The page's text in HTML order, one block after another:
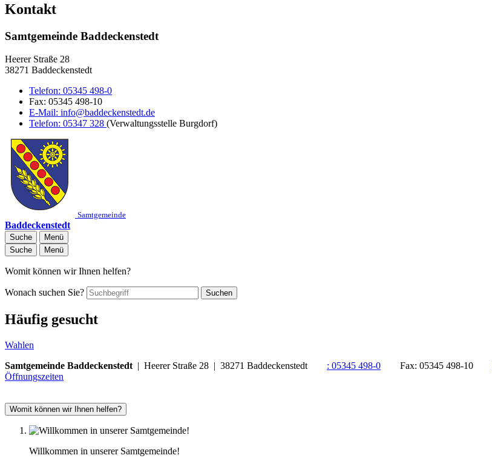
Kontakt
Samtgemeinde Baddeckenstedt
Heerer Straße 28
38271 Baddeckenstedt
Telefon: 05345 498-0
Fax: 05345 498-10
E-Mail: info@baddeckenstedt.de
Telefon: 05347 328 (Verwaltungsstelle Burgdorf)
Samtgemeinde
Baddeckenstedt
Suche
Menü
Suche
Menü
Womit können wir Ihnen helfen?
Wonach suchen Sie? Suchen
Häufig gesucht
Wahlen
Samtgemeinde Baddeckenstedt | Heerer Straße 28 | 38271 Baddeckenstedt : 05345 498-0 Fax: 05345 498-10
Öffnungszeiten
Womit können wir Ihnen helfen?
Willkommen in unserer Samtgemeinde!